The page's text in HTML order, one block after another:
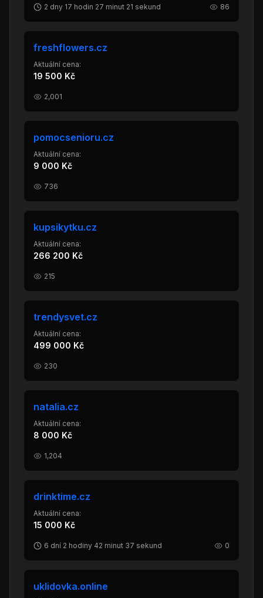
2 dny 17 hodin 27 minut 21 sekund 86
freshflowers.cz
Aktuální cena:
19 500 Kč
2,001
pomocsenioru.cz
Aktuální cena:
9 000 Kč
736
kupsikytku.cz
Aktuální cena:
266 200 Kč
215
trendysvet.cz
Aktuální cena:
499 000 Kč
230
natalia.cz
Aktuální cena:
8 000 Kč
1,204
drinktime.cz
Aktuální cena:
15 000 Kč
6 dní 2 hodiny 42 minut 37 sekund 0
uklidovka.online